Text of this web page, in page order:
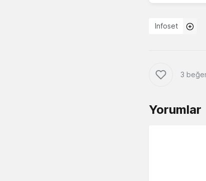
Infoset
3
Yorumlar